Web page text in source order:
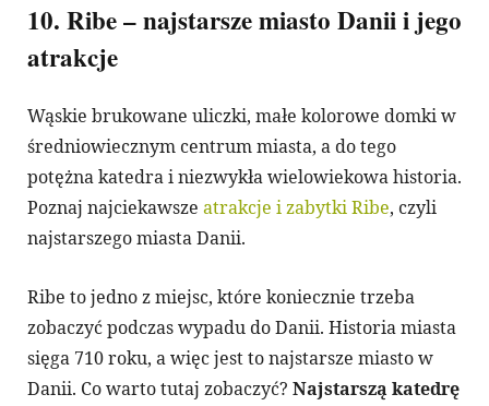
10. Ribe – najstarsze miasto Danii i jego
atrakcje
Wąskie brukowane uliczki, małe kolorowe domki w
średniowiecznym centrum miasta, a do tego
potężna katedra i niezwykła wielowiekowa historia.
Poznaj najciekawsze atrakcje i zabytki Ribe, czyli
najstarszego miasta Danii.
Ribe to jedno z miejsc, które koniecznie trzeba
zobaczyć podczas wypadu do Danii. Historia miasta
sięga 710 roku, a więc jest to najstarsze miasto w
Danii. Co warto tutaj zobaczyć? Najstarszą katedrę